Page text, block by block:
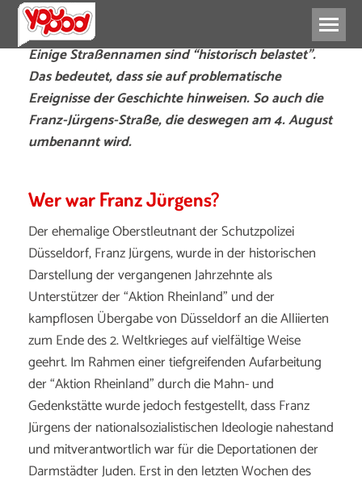
Einige Straßennamen sind “historisch belastet”.
Das bedeutet, dass sie auf problematische
Ereignisse der Geschichte hinweisen. So auch die
Franz-Jürgens-Straße, die deswegen am 4. August
umbenannt wird.
Wer war Franz Jürgens?
Der ehemalige Oberstleutnant der Schutzpolizei
Düsseldorf, Franz Jürgens, wurde in der historischen
Darstellung der vergangenen Jahrzehnte als
Unterstützer der “Aktion Rheinland” und der
kampflosen Übergabe von Düsseldorf an die Alliierten
zum Ende des 2. Weltkrieges auf vielfältige Weise
geehrt. Im Rahmen einer tiefgreifenden Aufarbeitung
der “Aktion Rheinland” durch die Mahn- und
Gedenkstätte wurde jedoch festgestellt, dass Franz
Jürgens der nationalsozialistischen Ideologie nahestand
und mitverantwortlich war für die Deportationen der
Darmstädter Juden. Erst in den letzten Wochen des